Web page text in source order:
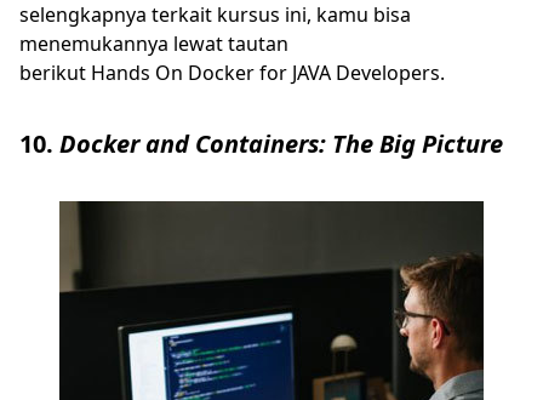
selengkapnya terkait kursus ini, kamu bisa
menemukannya lewat tautan
berikut Hands On Docker for JAVA Developers.
10. Docker and Containers: The Big Picture